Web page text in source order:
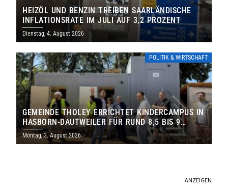
HEIZÖL UND BENZIN TREIBEN SAARLÄNDISCHE
INFLATIONSRATE IM JULI AUF 3,2 PROZENT
Dienstag, 4. August 2026
POLITIK & WIRTSCHAFT
GEMEINDE THOLEY ERRICHTET KINDERCAMPUS IN
HASBORN-DAUTWEILER FÜR RUND 8,5 BIS 9
MILLIONEN EURO
Montag, 3. August 2026
ANZEIGEN